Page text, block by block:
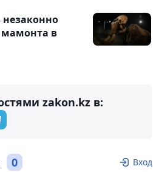
незаконно
мамонта в
zakon.kz в:
0 Вход